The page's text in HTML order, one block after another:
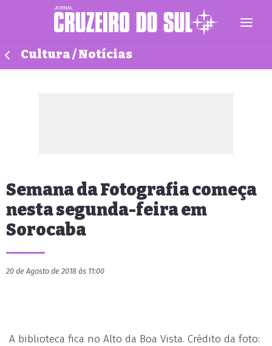
Cultura / Notícias
Semana da Fotografia começa
nesta segunda-feira em
Sorocaba
20 de Agosto de 2018 às 11:00
A biblioteca fica no Alto da Boa Vista. Crédito da foto: